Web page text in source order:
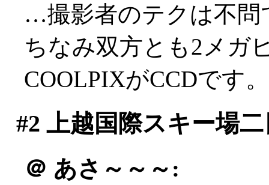
…撮影者のテクは不問
ちなみ双方とも2メガ
COOLPIXがCCDです。
#2 上越国際スキー場
＠ あさ～～～: